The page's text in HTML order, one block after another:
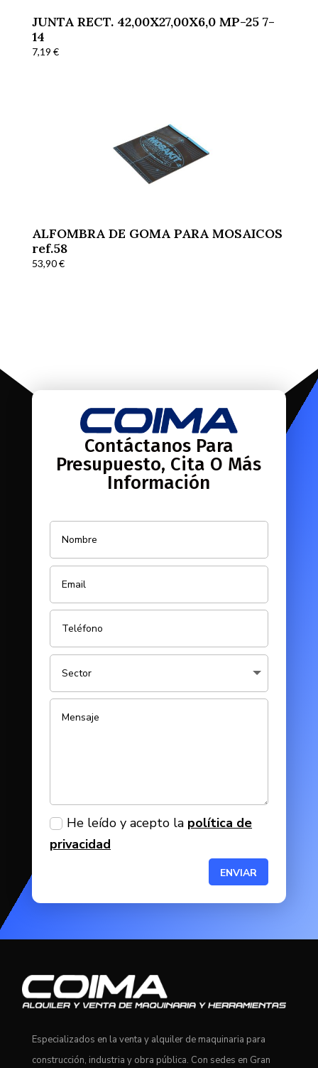
JUNTA RECT. 42,00X27,00X6,0 MP-25 7-
14
7,19 €
ALFOMBRA DE GOMA PARA MOSAICOS
ref.58
53,90€
Contáctanos Para
Presupuesto, Cita O Más
Información
He leído y acepto la política de
privacidad
ENVIAR
Especializados en la venta y alquiler de maquinaria para
construcción, industria y obra pública. Con sedes en Gran